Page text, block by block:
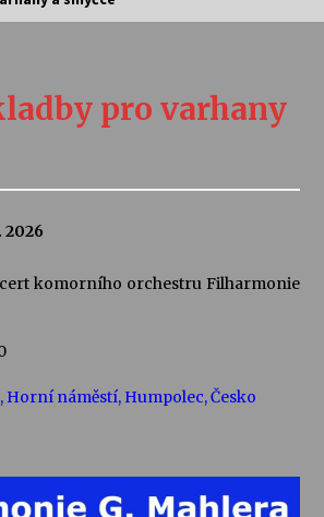
výstavy Josefíny Duškové: Stávám se
muzikanti
28. 7.–1. 8. 2026
7. 2026
pro varhany
2026
komorního orchestru Filharmonie
Horní náměstí, Humpolec, Česko